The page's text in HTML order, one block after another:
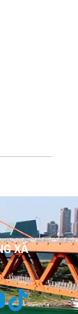
XÃ